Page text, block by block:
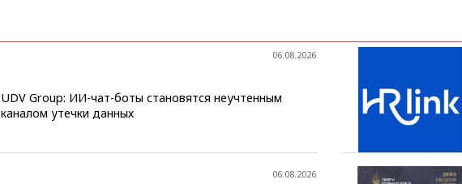
06.08.2026
UDV Group: ИИ-чат-боты становятся неучтенным
каналом утечки данных
06.08.2026